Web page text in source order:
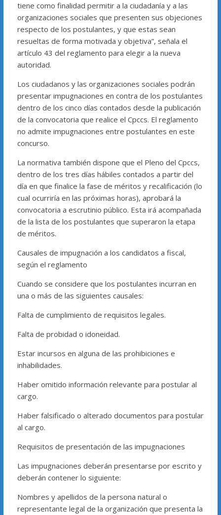
tiene como finalidad permitir a la ciudadanía y a las
organizaciones sociales que presenten sus objeciones
respecto de los postulantes, y que estas sean
resueltas de forma motivada y objetiva”, señala el
artículo 43 del reglamento para elegir a la nueva
autoridad.
Los ciudadanos y las organizaciones sociales podrán
presentar impugnaciones en contra de los postulantes
dentro de los cinco días contados desde la publicación
de la convocatoria que realice el Cpccs. El reglamento
no admite impugnaciones entre postulantes en este
concurso.
La normativa también dispone que el Pleno del Cpccs,
dentro de los tres días hábiles contados a partir del
día en que finalice la fase de méritos y recalificación (lo
cual ocurriría en las próximas horas), aprobará la
convocatoria a escrutinio público. Esta irá acompañada
de la lista de los postulantes que superaron la etapa
de méritos.
Causales de impugnación a los candidatos a fiscal,
según el reglamento
Cuando se considere que los postulantes incurran en
una o más de las siguientes causales:
Falta de cumplimiento de requisitos legales.
Falta de probidad o idoneidad.
Estar incursos en alguna de las prohibiciones e
inhabilidades.
Haber omitido información relevante para postular al
cargo.
Haber falsificado o alterado documentos para postular
al cargo.
Requisitos de presentación de las impugnaciones
Las impugnaciones deberán presentarse por escrito y
deberán contener lo siguiente:
Nombres y apellidos de la persona natural o
representante legal de la organización que presenta la